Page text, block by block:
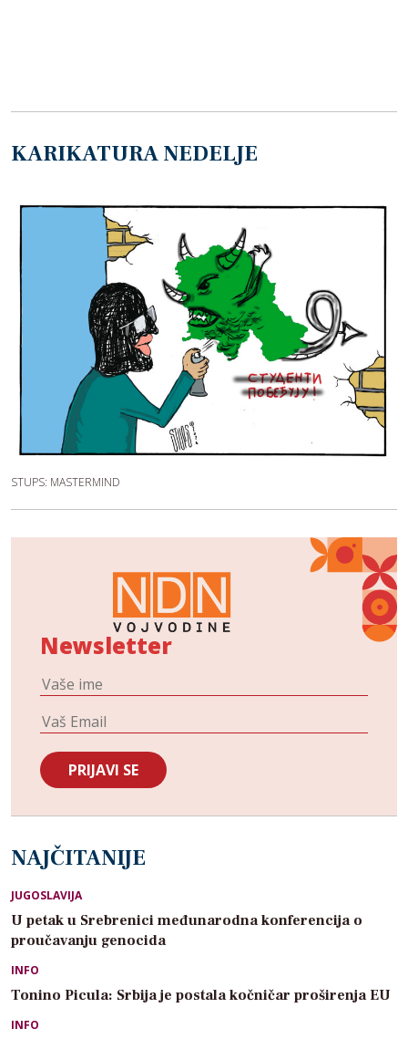
KARIKATURA NEDELJE
STUPS: MASTERMIND
Newsletter
NAJČITANIJE
JUGOSLAVIJA
U petak u Srebrenici međunarodna konferencija o
proučavanju genocida
INFO
Tonino Picula: Srbija je postala kočničar proširenja EU
INFO